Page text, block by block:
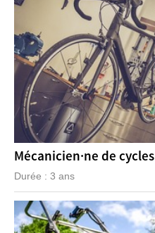
Mécanicien·ne de cycles
Durée : 3 ans